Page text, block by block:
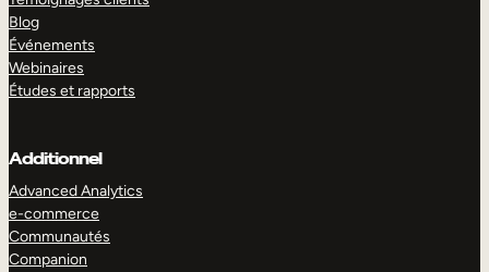
Blog
Événements
Webinaires
Études et rapports
Additionnel
Advanced Analytics
e-commerce
Communautés
Companion